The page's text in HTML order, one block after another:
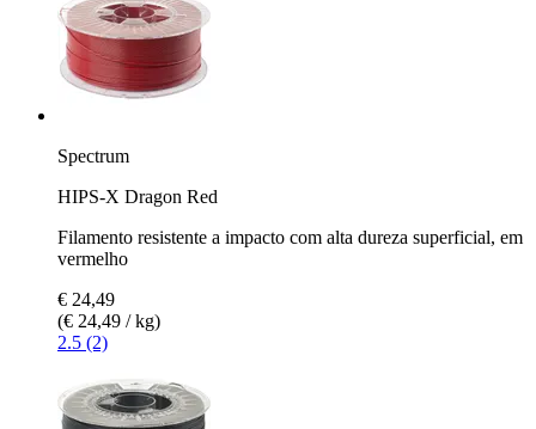
Spectrum
HIPS-X Dragon Red
Filamento resistente a impacto com alta dureza superficial, em
vermelho
€ 24,49
(€ 24,49 / kg)
2.5 (2)